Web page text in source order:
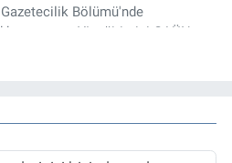
Bölümü'nde
sonra, YL eğitimini GAÜN
Enstitüsü'nde İletişim ve T. D.
ve Ekonomi Editörü olarak